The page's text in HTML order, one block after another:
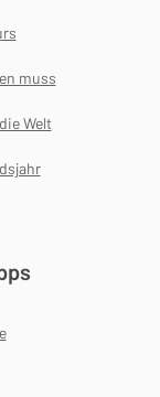
muss
Welt